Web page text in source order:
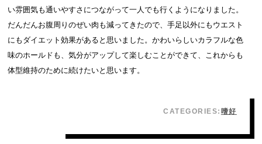
い雰囲気も通いやすさにつながって一人でも行くようになりました。
だんだんお腹周りのぜい肉も減ってきたので、手足以外にもウエスト
にもダイエット効果があると思いました。かわいらしいカラフルな色
味のホールドも、気分がアップして楽しむことができて、これからも
体型維持のために続けたいと思います。
CATEGORIES: 嗜好